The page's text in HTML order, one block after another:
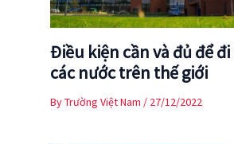
Điều kiện cần và đủ để
các nước trên thế giới
ByTrường Việt Nam / 27/12/2022